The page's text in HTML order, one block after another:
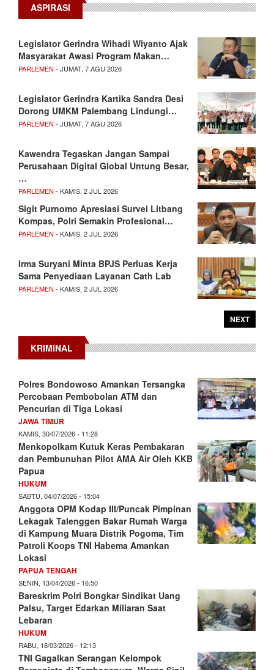
ASPIRASI
Legislator Gerindra Wihadi Wiyanto Ajak
Masyarakat Awasi Program Makan…
PARLEMEN - JUMAT, 7 AGU 2026
Legislator Gerindra Kartika Sandra Desi
Dorong UMKM Palembang Lindungi…
PARLEMEN - JUMAT, 7 AGU 2026
Kawendra Tegaskan Jangan Sampai
Perusahaan Digital Global Untung Besar,
…
PARLEMEN - KAMIS, 2 JUL 2026
Sigit Purnomo Apresiasi Survei Litbang
Kompas, Polri Semakin Profesional…
PARLEMEN - KAMIS, 2 JUL 2026
Irma Suryani Minta BPJS Perluas Kerja
Sama Penyediaan Layanan Cath Lab
PARLEMEN - KAMIS, 2 JUL 2026
NEXT
KRIMINAL
Polres Bondowoso Amankan Tersangka
Percobaan Pembobolan ATM dan
Pencurian di Tiga Lokasi
JAWA TIMUR
KAMIS, 30/07/2026 - 11:28
Menkopolkam Kutuk Keras Pembakaran
dan Pembunuhan Pilot AMA Air Oleh KKB
Papua
HUKUM
SABTU, 04/07/2026 - 15:04
Anggota OPM Kodap III/Puncak Pimpinan
Lekagak Talenggen Bakar Rumah Warga
di Kampung Muara Distrik Pogoma, Tim
Patroli Koops TNI Habema Amankan
Lokasi
PAPUA TENGAH
SENIN, 13/04/2026 - 16:50
Bareskrim Polri Bongkar Sindikat Uang
Palsu, Target Edarkan Miliaran Saat
Lebaran
HUKUM
RABU, 18/03/2026 - 12:13
TNI Gagalkan Serangan Kelompok